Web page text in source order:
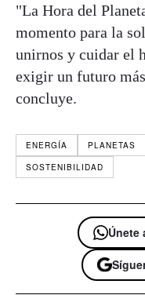
"La Hora del
momento para la
unirnos y cuidar el
exigir un futuro
concluye.
ENERGÍA PLANETAS
SOSTENIBILIDAD
Únete